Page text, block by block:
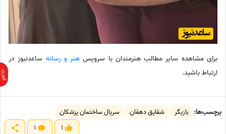
برای مشاهده سایر مطالب هنرمندان با سرویس هنر و رسانه ساعدنیوز در
ارتباط باشید.
برچسب‌ها: بازیگر شقایق دهقان
سریال ساختمان پزشکان
1
1